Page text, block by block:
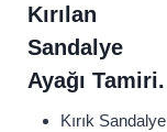
Kırılan
Sandalye
Ayağı Tamiri.
Kırık Sandalye